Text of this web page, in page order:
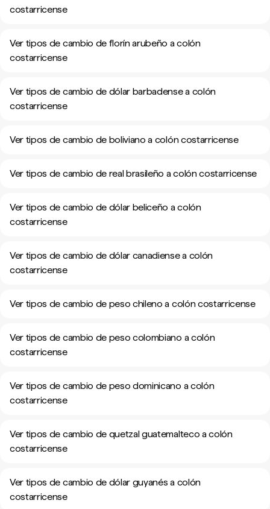
costarricense
Ver tipos de cambio de florín arubeño a colón
costarricense
Ver tipos de cambio de dólar barbadense a colón
costarricense
Ver tipos de cambio de boliviano a colón costarricense
Ver tipos de cambio de real brasileño a colón costarricense
Ver tipos de cambio de dólar beliceño a colón
costarricense
Ver tipos de cambio de dólar canadiense a colón
costarricense
Ver tipos de cambio de peso chileno a colón costarricense
Ver tipos de cambio de peso colombiano a colón
costarricense
Ver tipos de cambio de peso dominicano a colón
costarricense
Ver tipos de cambio de quetzal guatemalteco a colón
costarricense
Ver tipos de cambio de dólar guyanés a colón
costarricense